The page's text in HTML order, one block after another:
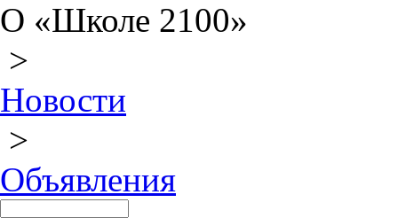
О «Школе 2100»
>
Новости
>
Объявления